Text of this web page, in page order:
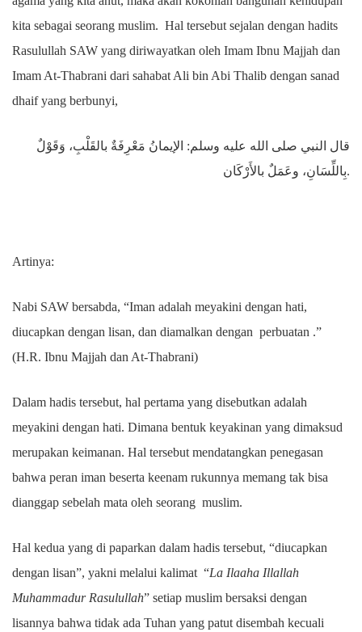
kita sebagai seorang muslim. Hal tersebut sejalan dengan hadits
Rasulullah SAW yang diriwayatkan oleh Imam Ibnu Majjah dan
Imam At-Thabrani dari sahabat Ali bin Abi Thalib dengan sanad
dhaif yang berbunyi,
قال النبي صلى الله عليه وسلم: الإيمانُ مَعْرِفَةٌ بالقَلْبِ، وَقَوْلٌ
بِاللِّسَانِ، وعَمَلٌ بالأَرْكَان.
Artinya:
Nabi SAW bersabda, “Iman adalah meyakini dengan hati,
diucapkan dengan lisan, dan diamalkan dengan perbuatan .”
(H.R. Ibnu Majjah dan At-Thabrani)
Dalam hadis tersebut, hal pertama yang disebutkan adalah
meyakini dengan hati. Dimana bentuk keyakinan yang dimaksud
merupakan keimanan. Hal tersebut mendatangkan penegasan
bahwa peran iman beserta keenam rukunnya memang tak bisa
dianggap sebelah mata oleh seorang muslim.
Hal kedua yang di paparkan dalam hadis tersebut, “diucapkan
dengan lisan”, yakni melalui kalimat “La Ilaaha Illallah
Muhammadur Rasulullah” setiap muslim bersaksi dengan
lisannya bahwa tidak ada Tuhan yang patut disembah kecuali